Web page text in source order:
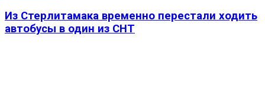
Из Стерлитамака временно перестали ходить
автобусы в один из СНТ